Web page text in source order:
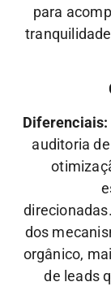
para
Diferenciais:
auditoria
direcionadas.
dos
orgânico,
de leads